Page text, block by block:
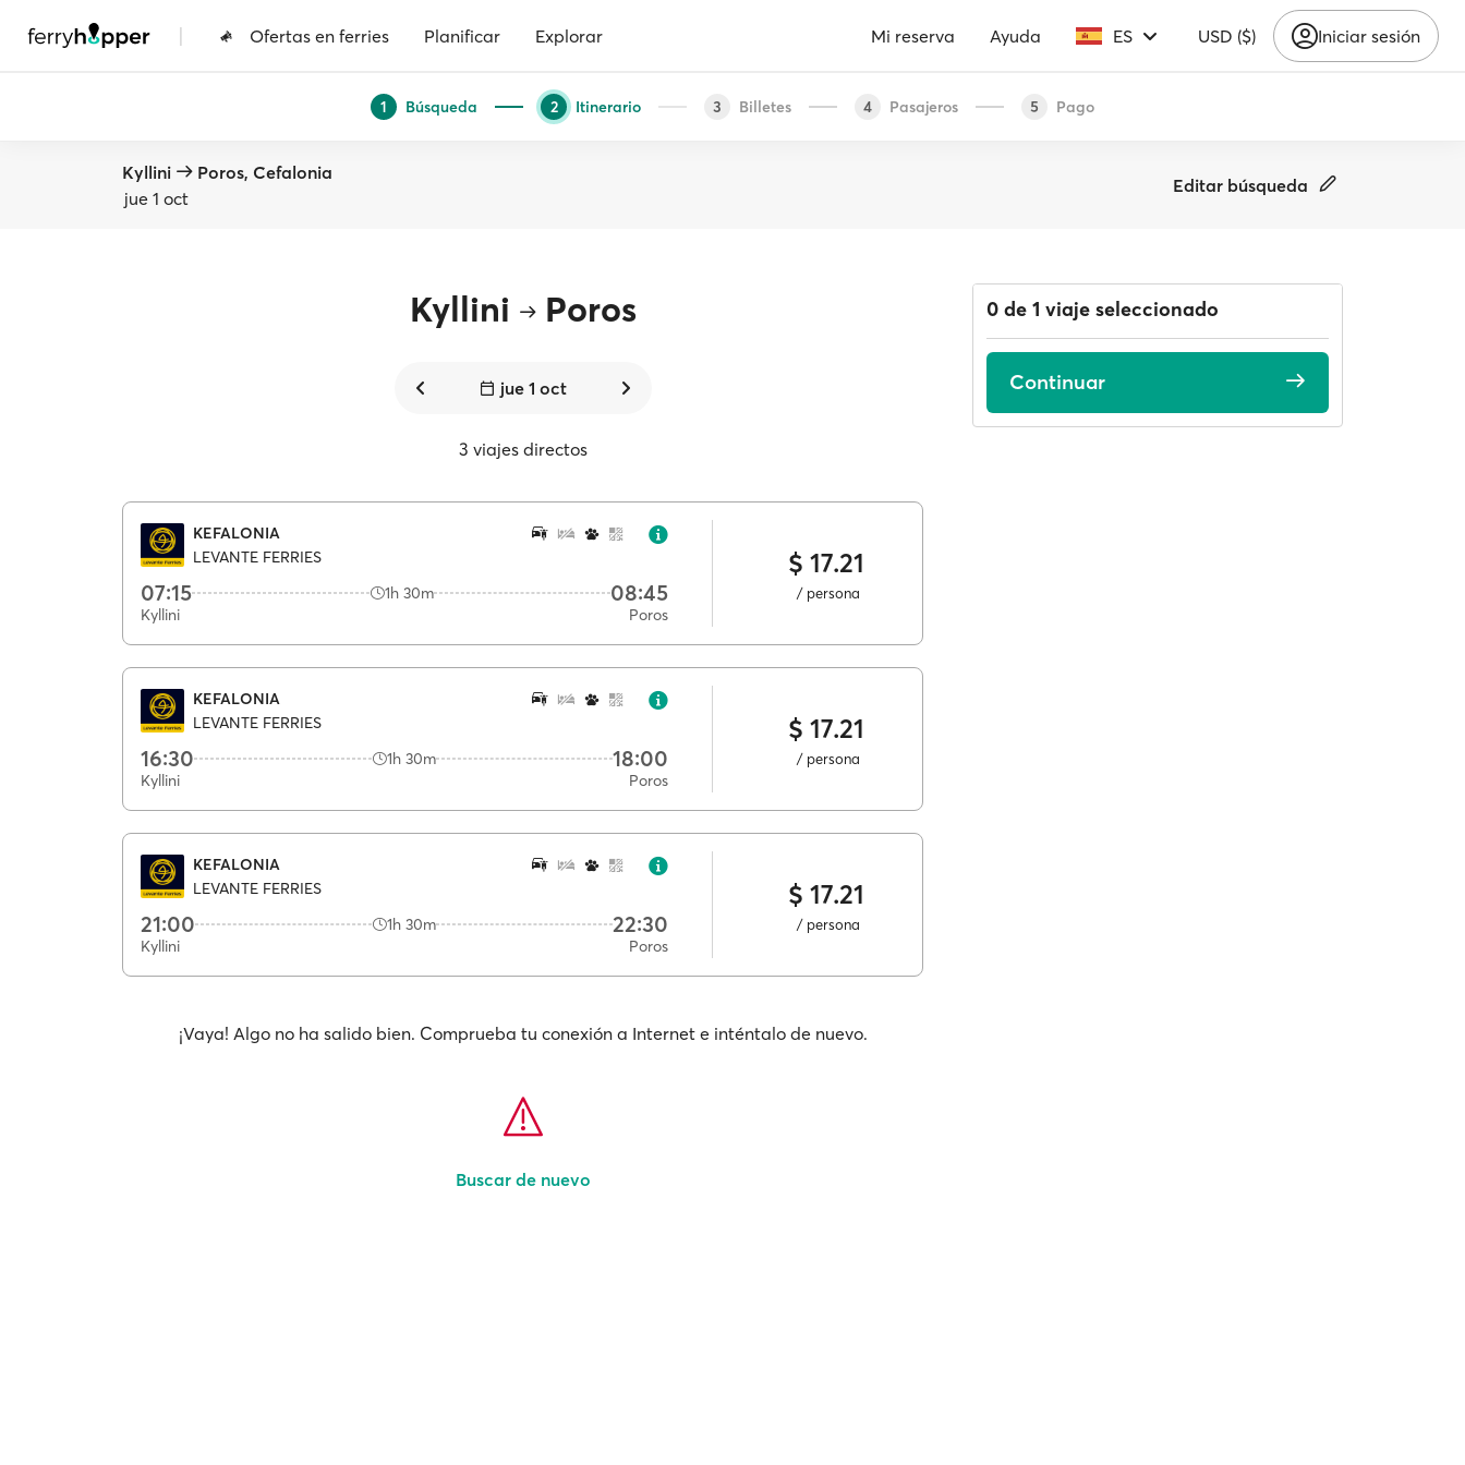
| Ofertas en ferries Planificar Explorar Mi reserva Ayuda ES USD ($) Iniciar sesión
1 Búsqueda 2 Itinerario 3 Billetes 4 Pasajeros 5 Pago
Kyllini
Poros, Cefalonia
jue 1 oct
Editar búsqueda
Kyllini Poros
jue 1 oct
3 viajes directos
KEFALONIA
LEVANTE FERRIES
07:15 1h 30m 08:45
Kyllini Poros
$ 17.21
/ persona
KEFALONIA
LEVANTE FERRIES
16:30 1h 30m 18:00
Kyllini Poros
$ 17.21
/ persona
KEFALONIA
LEVANTE FERRIES
21:00 1h 30m 22:30
Kyllini Poros
$ 17.21
/ persona
¡Vaya! Algo no ha salido bien. Comprueba tu conexión a Internet e inténtalo de nuevo.
Buscar de nuevo
0 de 1 viaje seleccionado
Continuar